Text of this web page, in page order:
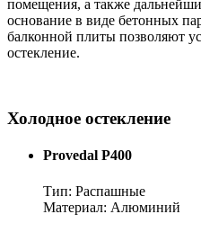
помещения, а также
основание в виде бетонных
балконной плиты позволяют
остекление.
Холодное остекление
Provedal P400
Тип: Распашные
Материал: Алюминий